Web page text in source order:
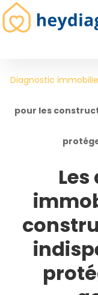
Diagnostic
pour les